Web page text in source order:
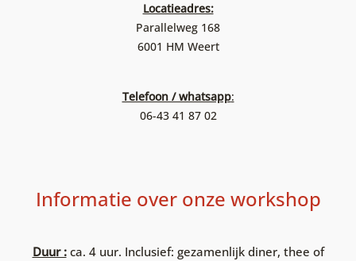
Locatieadres:
Parallelweg 168
6001 HM Weert
Telefoon / whatsapp:
06-43 41 87 02
Informatie over onze workshop
Duur :ca. 4 uur. Inclusief: gezamenlijk diner, thee of